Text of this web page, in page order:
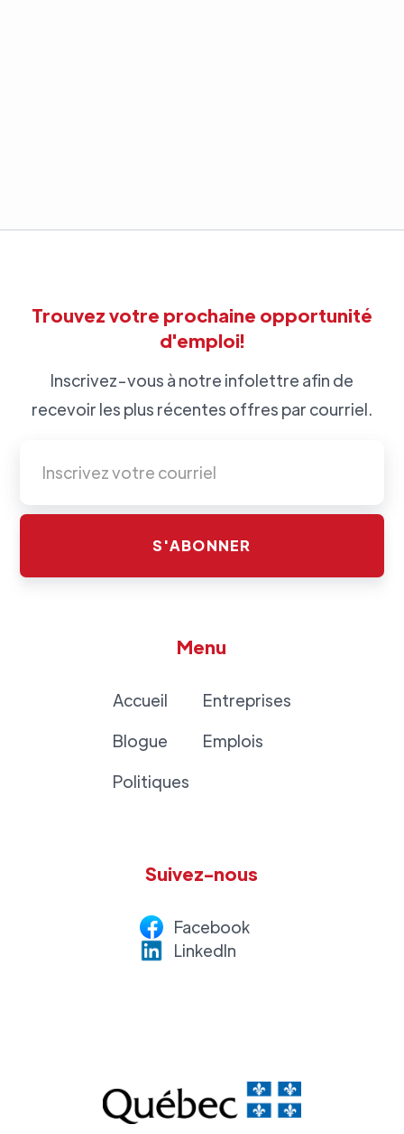
Trouvez votre prochaine opportunité
d'emploi!
Inscrivez-vous à notre infolettre afin de
recevoir les plus récentes offres par courriel.
Menu
Accueil
Blogue
Politiques
Entreprises
Emplois
Suivez-nous
Facebook
LinkedIn